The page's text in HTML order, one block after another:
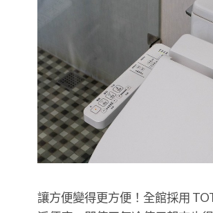
讓方便變得更方便！全館採用